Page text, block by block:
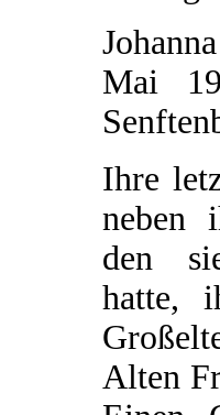
Mai
Ihre
neben
den
hatte,
Alten